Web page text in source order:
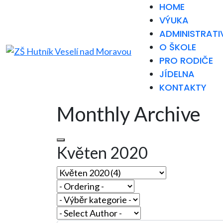
HOME
VÝUKA
O ŠKOLE
PRO RODIČE
JÍDELNA
KONTAKTY
Monthly Archive
Květen 2020